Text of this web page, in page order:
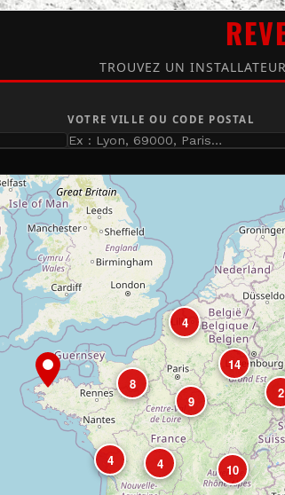
TROUVEZ UN
VOTRE VILLE OU CODE POSTAL
8
4
4
9
10
2
4
14